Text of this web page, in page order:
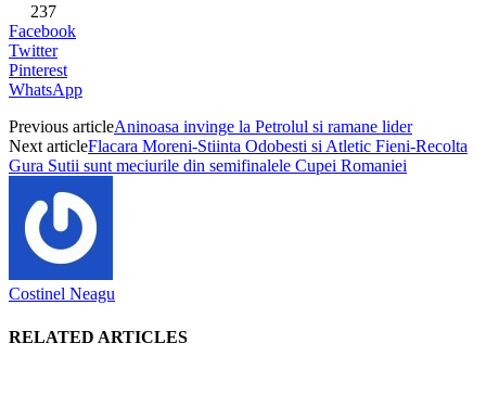
237
Facebook
Twitter
Pinterest
WhatsApp
Previous articleAninoasa invinge la Petrolul si ramane lider
Next articleFlacara Moreni-Stiinta Odobesti si Atletic Fieni-Recolta
Gura Sutii sunt meciurile din semifinalele Cupei Romaniei
Costinel Neagu
RELATED ARTICLES